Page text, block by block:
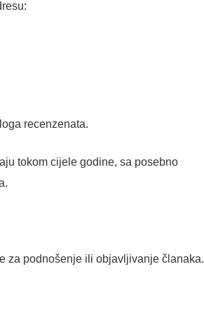
recenzenata.
tokom cijele godine, sa posebno
za podnošenje ili objavlјivanje članaka.